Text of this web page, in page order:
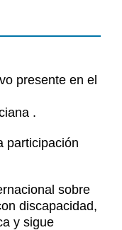
presente en el
.
participación
sobre
discapacidad,
y sigue